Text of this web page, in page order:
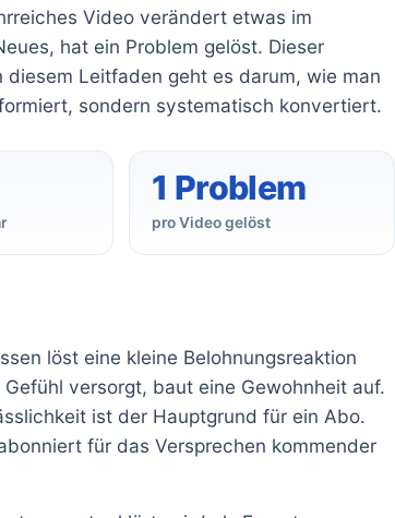
Video verändert etwas im
hat ein Problem gelöst. Dieser
Leitfaden geht es darum, wie man
sondern systematisch konvertiert.
1 Problem
pro Video gelöst
löst eine kleine Belohnungsreaktion
versorgt, baut eine Gewohnheit auf.
ist der Hauptgrund für ein Abo.
für das Versprechen kommender